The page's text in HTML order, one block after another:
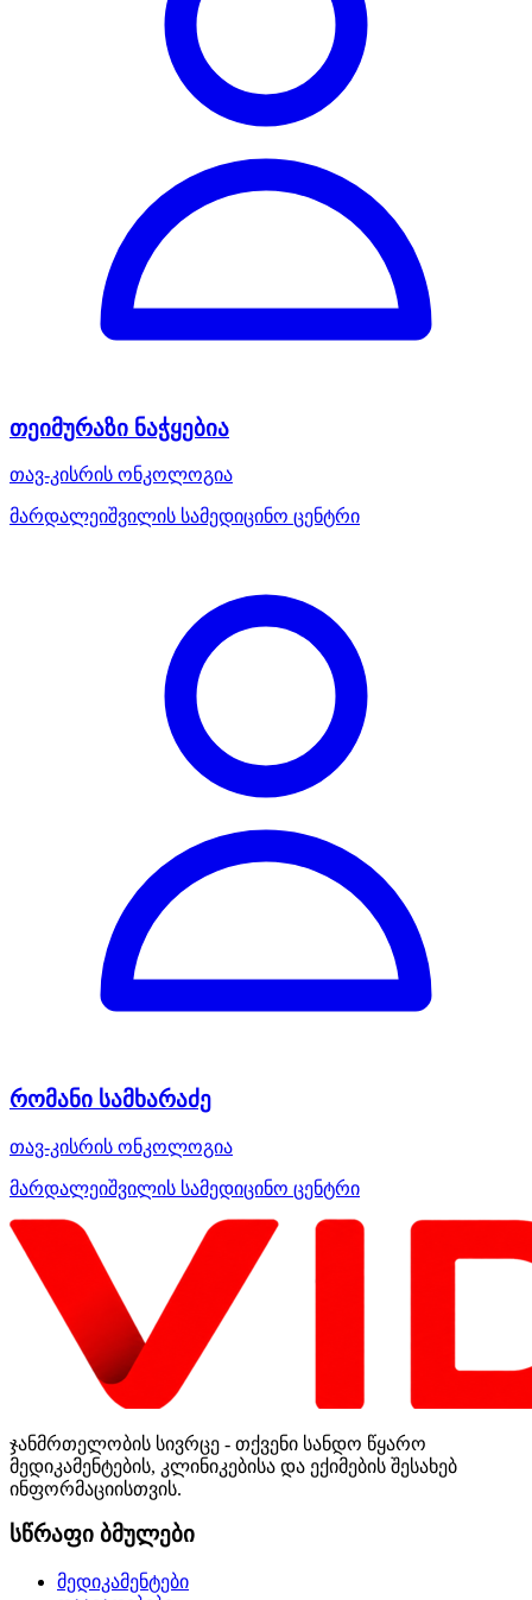
თეიმურაზი ნაჭყებია
თავ-კისრის ონკოლოგია
მარდალეიშვილის სამედიცინო ცენტრი
რომანი სამხარაძე
თავ-კისრის ონკოლოგია
მარდალეიშვილის სამედიცინო ცენტრი
ჯანმრთელობის სივრცე - თქვენი სანდო წყარო
მედიკამენტების, კლინიკებისა და ექიმების შესახებ
ინფორმაციისთვის.
სწრაფი ბმულები
მედიკამენტები